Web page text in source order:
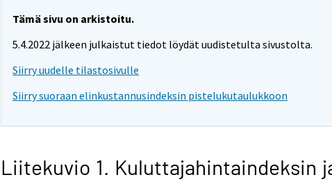
Tämä sivu on arkistoitu.
5.4.2022 jälkeen julkaistut tiedot löydät uudistetulta sivustolta.
Siirry uudelle tilastosivulle
Siirry suoraan elinkustannusindeksin pistelukutaulukkoon
Liitekuvio 1. Kuluttajahintaindeksin